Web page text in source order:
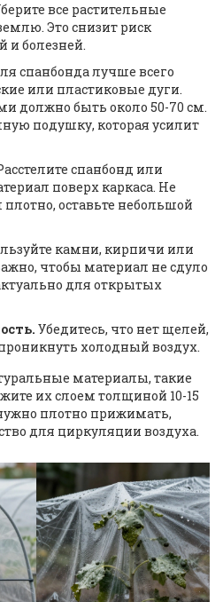
все растительные
Это снизит риск
и болезней.
спанбонда лучше всего
или пластиковые дуги.
должно быть около 50-70 см.
подушку, которая усилит
спанбонд или
поверх каркаса. Не
оставьте небольшой
камни, кирпичи или
чтобы материал не сдуло
для открытых
Убедитесь, что нет щелей,
холодный воздух.
материалы, такие
их слоем толщиной 10-15
плотно прижимать,
для циркуляции воздуха.